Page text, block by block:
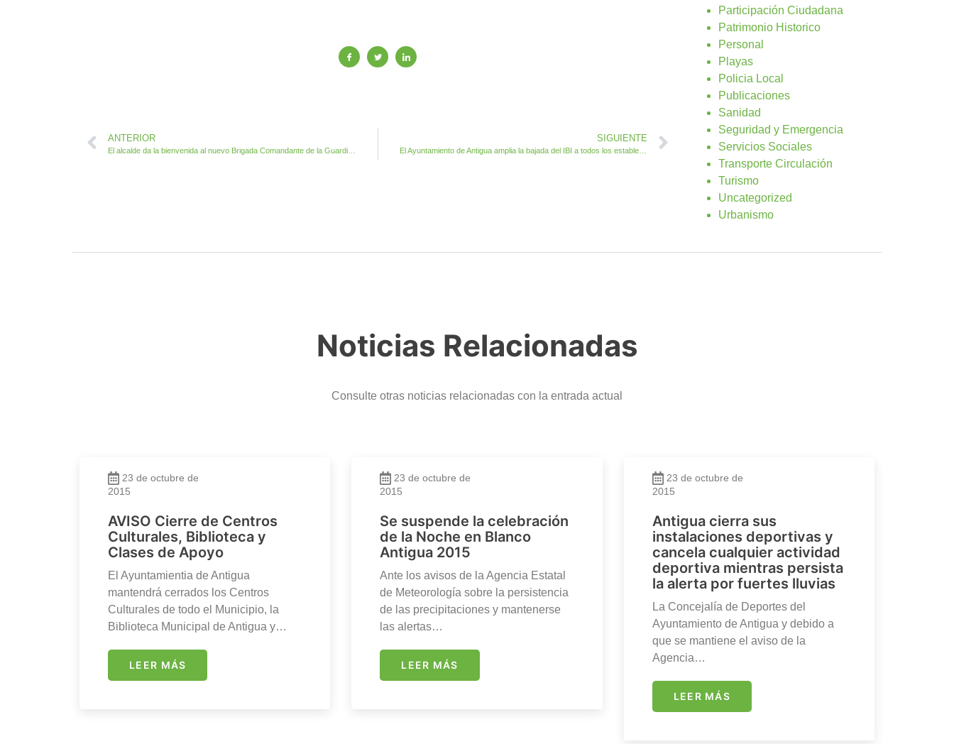
ANTERIOR SIGUIENTE
El Ayuntamiento de Antigua amplia la bajada del IBI a todos los establecimientos turísticos
Participación Ciudadana
Patrimonio Historico
Personal
Playas
Policia Local
Publicaciones
Sanidad
Seguridad y Emergencia
Servicios Sociales
Transporte Circulación
Turismo
Uncategorized
Urbanismo
Noticias Relacionadas
Consulte otras noticias relacionadas con la entrada actual
23 de octubre de
2015
AVISO Cierre de Centros
Culturales, Biblioteca y
Clases de Apoyo
El Ayuntamientia de Antigua
mantendrá cerrados los Centros
Culturales de todo el Municipio, la
Biblioteca Municipal de Antigua y…
LEER MÁS
23 de octubre de
2015
Se suspende la celebración
de la Noche en Blanco
Antigua 2015
Ante los avisos de la Agencia Estatal
de Meteorología sobre la persistencia
de las precipitaciones y mantenerse
las alertas…
LEER MÁS
23 de octubre de
2015
Antigua cierra sus
instalaciones deportivas y
cancela cualquier actividad
deportiva mientras persista
la alerta por fuertes lluvias
La Concejalía de Deportes del
Ayuntamiento de Antigua y debido a
que se mantiene el aviso de la
Agencia…
LEER MÁS